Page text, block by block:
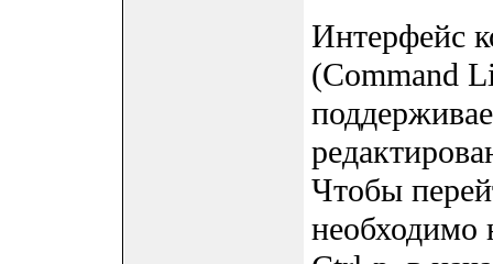
Интерфейс
(Command
Чтобы